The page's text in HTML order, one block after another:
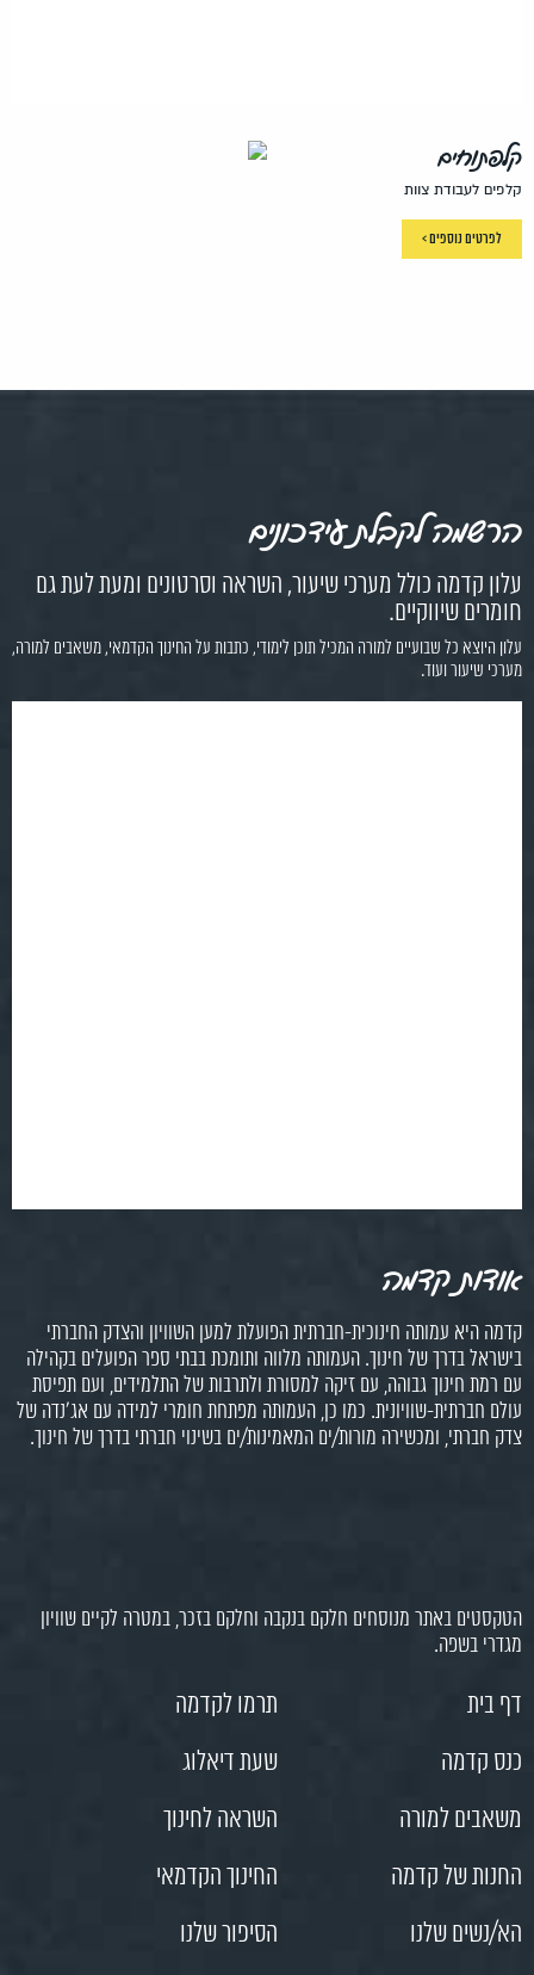
קלפתוחים
קלפים לעבודת צוות
לפרטים נוספים >
הרשמה לקבלת עידכונים
עלון קדמה כולל מערכי שיעור, השראה וסרטונים ומעת לעת גם
חומרים שיווקיים.
עלון היוצא כל שבועיים למורה המכיל תוכן לימודי, כתבות על החינוך הקדמאי, משאבים למורה,
מערכי שיעור ועוד.
אודות קדמה
קדמה היא עמותה חינוכית-חברתית הפועלת למען השוויון והצדק החברתי
בישראל בדרך של חינוך. העמותה מלווה ותומכת בבתי ספר הפועלים בקהילה
עם רמת חינוך גבוהה, עם זיקה למסורת ולתרבות של התלמידים, ועם תפיסת
עולם חברתית-שוויונית. כמו כן, העמותה מפתחת חומרי למידה עם אג'נדה של
צדק חברתי, ומכשירה מורות/ים המאמינות/ים בשינוי חברתי בדרך של חינוך.
הטקסטים באתר מנוסחים חלקם בנקבה וחלקם בזכר, במטרה לקיים שוויון
מגדרי בשפה.
דף בית
תרמו לקדמה
כנס קדמה
שעת דיאלוג
משאבים למורה
השראה לחינוך
החנות של קדמה
החינוך הקדמאי
הא/נשים שלנו
הסיפור שלנו